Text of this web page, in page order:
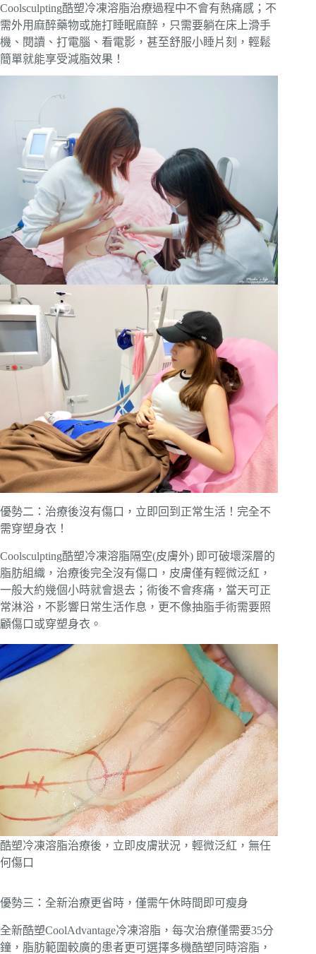
Coolsculpting酷塑冷凍溶脂治療過程中不會有熱痛感；不
需外用麻醉藥物或施打睡眠麻醉，只需要躺在床上滑手
機、閱讀、打電腦、看電影，甚至舒服小睡片刻，輕鬆
簡單就能享受減脂效果！
優勢二：治療後沒有傷口，立即回到正常生活！完全不
需穿塑身衣！
Coolsculpting酷塑冷凍溶脂隔空(皮膚外) 即可破壞深層的
脂肪組織，治療後完全沒有傷口，皮膚僅有輕微泛紅，
一般大約幾個小時就會退去；術後不會疼痛，當天可正
常淋浴，不影響日常生活作息，更不像抽脂手術需要照
顧傷口或穿塑身衣。
酷塑冷凍溶脂治療後，立即皮膚狀況，輕微泛紅，無任
何傷口
優勢三：全新治療更省時，僅需午休時間即可瘦身
全新酷塑CoolAdvantage冷凍溶脂，每次治療僅需要35分
鐘，脂肪範圍較廣的患者更可選擇多機酷塑同時溶脂，